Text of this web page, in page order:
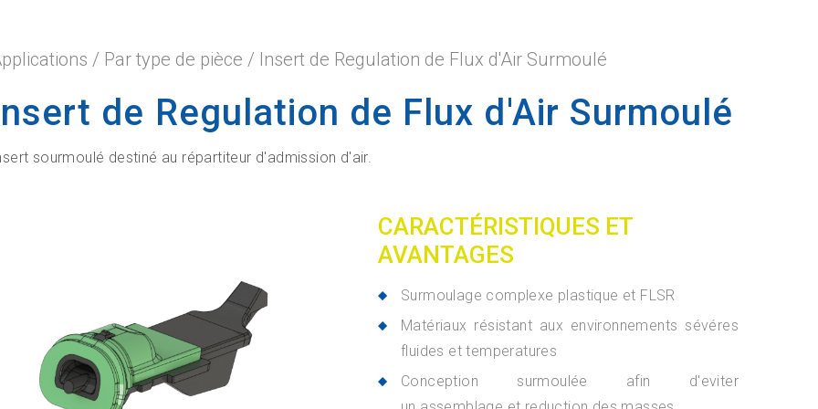
/ Par type de pièce / Insert de Regulation de Flux d'Air Surmoulé
de Regulation de Flux d'Air Surmoulé
sourmoulé destiné au répartiteur d'admission d'air.
CARACTÉRISTIQUES ET
AVANTAGES
Surmoulage complexe plastique et FLSR
Matériaux résistant aux environnements sévéres
fluides et temperatures
Conception surmoulée afin d'eviter